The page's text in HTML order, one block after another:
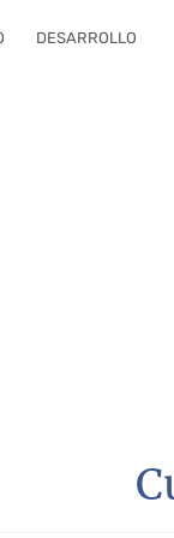
DESARROLLO